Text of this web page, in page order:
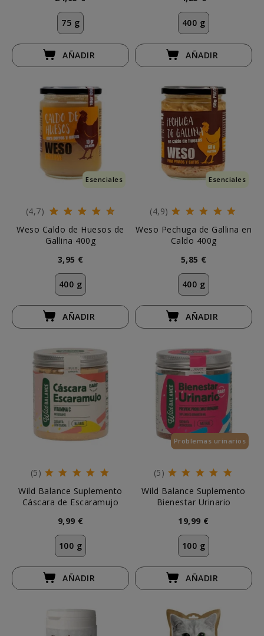
75 g
AÑADIR
400 g
AÑADIR
Esenciales
(4,7)
Weso Caldo de Huesos de
Gallina 400g
3,95 €
400 g
AÑADIR
Esenciales
(4,9)
Weso Pechuga de Gallina en
Caldo 400g
5,85 €
400 g
AÑADIR
(5)
Wild Balance Suplemento
Cáscara de Escaramujo
9,99 €
100 g
AÑADIR
Problemas urinarios
(5)
Wild Balance Suplemento
Bienestar Urinario
19,99 €
100 g
AÑADIR